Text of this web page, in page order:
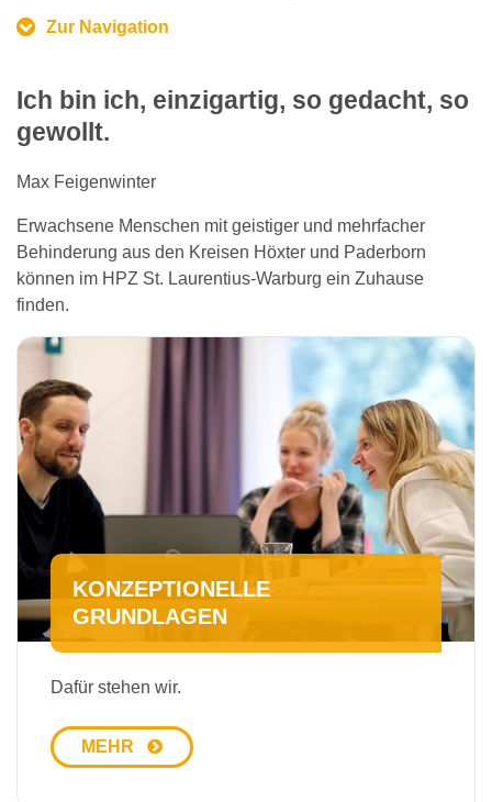
Zur Navigation
Ich bin ich, einzigartig, so gedacht, so
gewollt.
Max Feigenwinter
Erwachsene Menschen mit geistiger und mehrfacher
Behinderung aus den Kreisen Höxter und Paderborn
können im HPZ St. Laurentius-Warburg ein Zuhause
finden.
KON­ZEP­TIO­NEL­LE
GRUNDLAGEN
Dafür stehen wir.
MEHR